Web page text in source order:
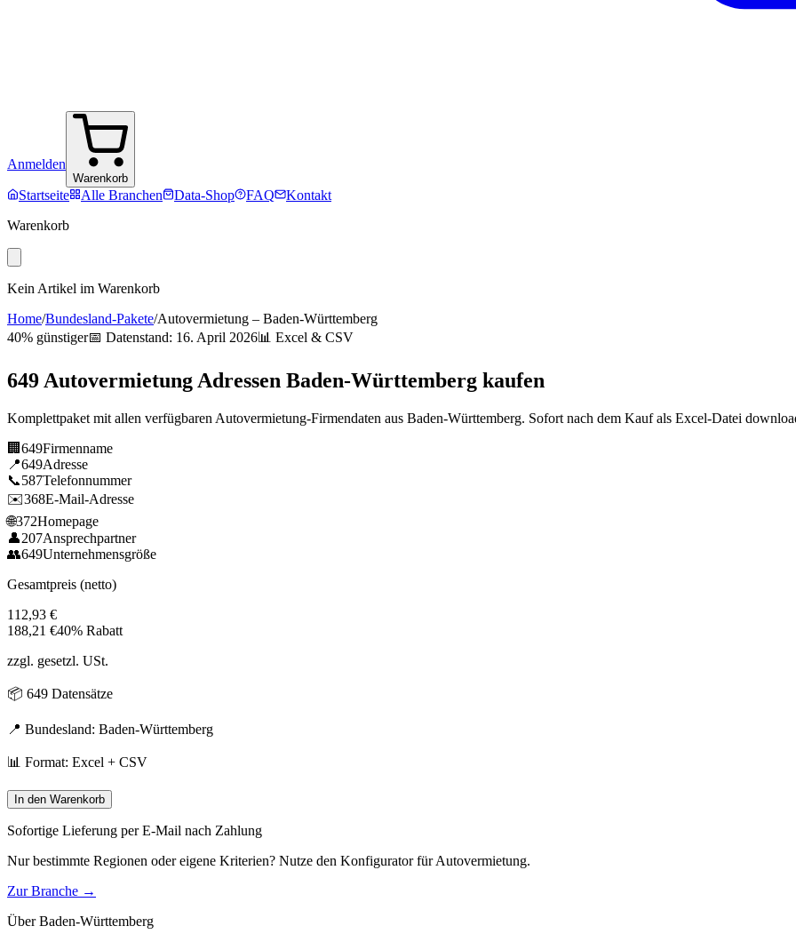
Anmelden
Warenkorb
Startseite Alle Branchen Data-Shop FAQ
Kontakt
Warenkorb
Kein Artikel im Warenkorb
Home/Bundesland-Pakete/Autovermietung – Baden-Württemberg
40% günstiger📅 Datenstand: 16. April 2026📊 Excel & CSV
649 Autovermietung Adressen Baden-Württemberg kaufen
Komplettpaket mit allen verfügbaren Autovermietung-Firmendaten aus Baden-Württemberg. Sofort nach dem Kauf als Excel-Datei
🏢 649Firmenname
📍649Adresse
📞587Telefonnummer
✉️368E-Mail-Adresse
🌐372Homepage
👤207Ansprechpartner
👥649Unternehmensgröße
Gesamtpreis (netto)
112,93 €
188,21 €40% Rabatt
zzgl. gesetzl. USt.
📦 649 Datensätze
📍 Bundesland: Baden-Württemberg
📊 Format: Excel + CSV
In den Warenkorb
Sofortige Lieferung per E-Mail nach Zahlung
Nur bestimmte Regionen oder eigene Kriterien? Nutze den Konfigurator fürAutovermietung.
Zur Branche →
ÜberBaden-Württemberg